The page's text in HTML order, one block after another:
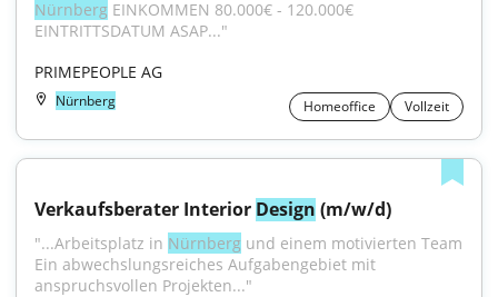
Nürnberg EINKOMMEN 80.000€ - 120.000€
EINTRITTSDATUM ASAP..."
PRIMEPEOPLE AG
Nürnberg Homeoffice Vollzeit
Verkaufsberater Interior Design (m/w/d)
"...Arbeitsplatz in Nürnberg und einem motivierten Team
Ein abwechslungsreiches Aufgabengebiet mit
anspruchsvollen Projekten..."